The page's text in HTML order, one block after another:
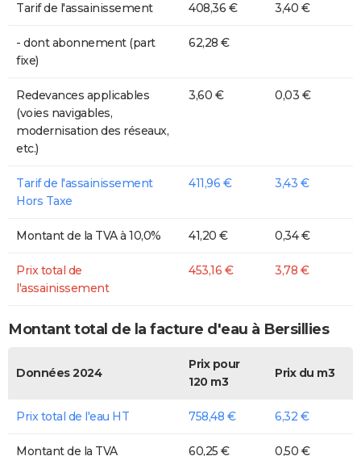
Tarif de l'assainissement 408,36 € 3,40 €
- dont abonnement (part
fixe)
62,28 €
Redevances applicables
(voies navigables,
modernisation des réseaux,
etc.)
3,60 € 0,03 €
Tarif de l'assainissement
Hors Taxe
411,96 € 3,43 €
Montant de la TVA à 10,0% 41,20 € 0,34 €
Prix total de
l'assainissement
453,16 € 3,78 €
Montant total de la facture d'eau à Bersillies
Données 2024
Prix pour
120 m3
Prix du m3
Prix total de l'eau HT 758,48 € 6,32 €
Montant de la TVA 60,25 € 0,50 €